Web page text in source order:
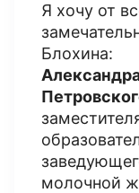
Я хочу от
Блохина:
молочной